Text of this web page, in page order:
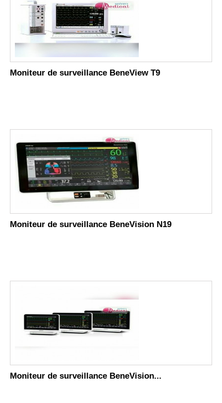
Moniteur de surveillance BeneView T9
Moniteur de surveillance BeneVision N19
Moniteur de surveillance BeneVision...